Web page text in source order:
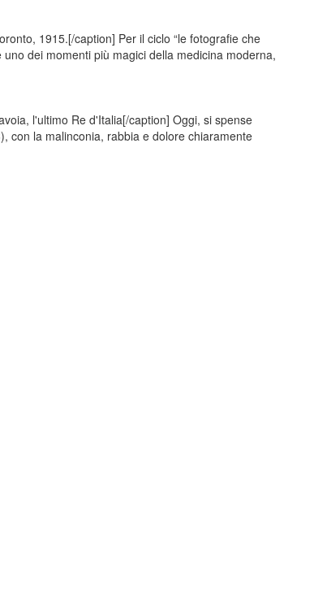
1915.[/caption] Per il ciclo “le fotografie che
dei momenti più magici della medicina moderna,
l'ultimo Re d'Italia[/caption] Oggi, si spense
con la malinconia, rabbia e dolore chiaramente